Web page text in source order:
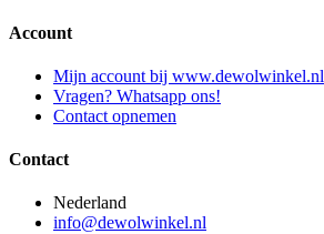
Account
Mijn account bij www.dewolwinkel.nl
Vragen? Whatsapp ons!
Contact opnemen
Contact
Nederland
info@dewolwinkel.nl